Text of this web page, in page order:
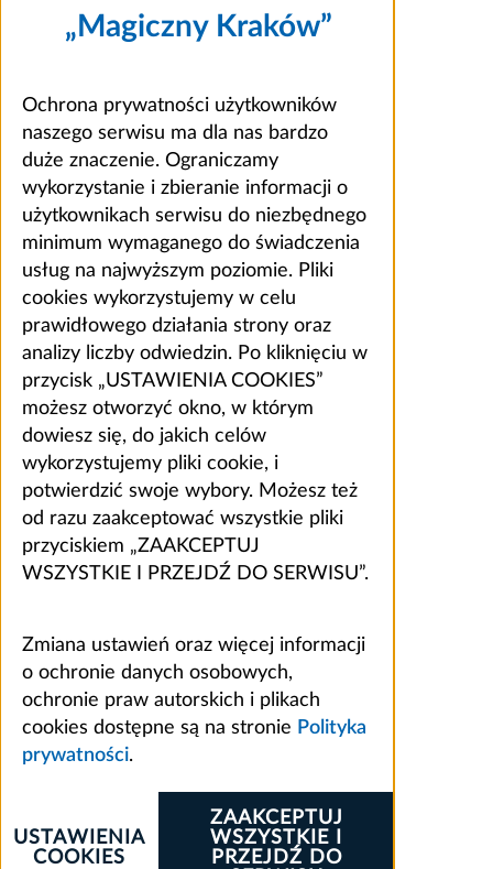
„Magiczny Kraków”
Ochrona prywatności użytkowników
naszego serwisu ma dla nas bardzo
duże znaczenie. Ograniczamy
wykorzystanie i zbieranie informacji o
użytkownikach serwisu do niezbędnego
minimum wymaganego do świadczenia
usług na najwyższym poziomie. Pliki
cookies wykorzystujemy w celu
prawidłowego działania strony oraz
analizy liczby odwiedzin. Po kliknięciu w
przycisk „USTAWIENIA COOKIES”
możesz otworzyć okno, w którym
dowiesz się, do jakich celów
wykorzystujemy pliki cookie, i
potwierdzić swoje wybory. Możesz też
od razu zaakceptować wszystkie pliki
przyciskiem „ZAAKCEPTUJ
WSZYSTKIE I PRZEJDŹ DO SERWISU”.
Zmiana ustawień oraz więcej informacji
o ochronie danych osobowych,
ochronie praw autorskich i plikach
cookies dostępne są na stronie Polityka
prywatności.
ZAAKCEPTUJ
WSZYSTKIE I
PRZEJDŹ DO
USTAWIENIA
COOKIES